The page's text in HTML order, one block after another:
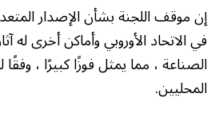
في الاتحاد الأوروبي وأماكن أخرى له
الصناعة ، مما يمثل فوزًا كبيرًا ،
المحليين.